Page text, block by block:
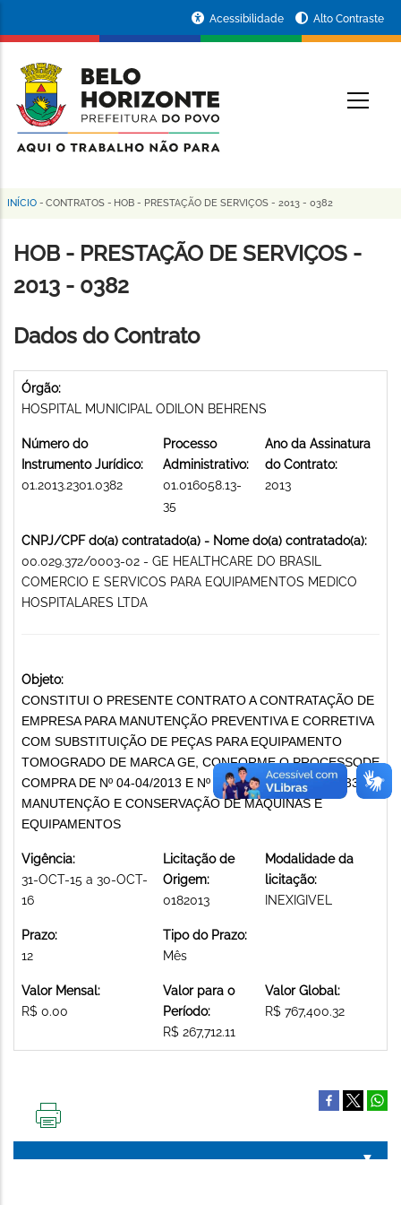
conteúdo
principal
da
Prefeitura
de
Horizonte
Acessibilidade Alto Contraste
Trilha
de
navegação
INÍCIO - CONTRATOS - HOB - PRESTAÇÃO DE SERVIÇOS - 2013 - 0382
HOB - PRESTAÇÃO DE SERVIÇOS -
2013 - 0382
Dados do Contrato
Órgão:
HOSPITAL MUNICIPAL ODILON BEHRENS
Número do
Instrumento Jurídico:
01.2013.2301.0382
Processo
Administrativo:
01.016058.13-
35
Ano da Assinatura
do Contrato:
2013
CNPJ/CPF do(a) contratado(a) - Nome do(a) contratado(a):
00.029.372/0003-02 - GE HEALTHCARE DO BRASIL
COMERCIO E SERVICOS PARA EQUIPAMENTOS MEDICO
HOSPITALARES LTDA
Objeto:
CONSTITUI O PRESENTE CONTRATO A CONTRATAÇÃO DE
EMPRESA PARA MANUTENÇÃO PREVENTIVA E CORRETIVA
COM SUBSTITUIÇÃO DE PEÇAS PARA EQUIPAMENTO
TOMOGRADO DE MARCA GE, CONFORME O PROCESSODE
COMPRA DE Nº 04-04/2013 E Nº DE OPUS 010.160.581335.
MANUTENÇÃO E CONSERVAÇÃO DE MÁQUINAS E
EQUIPAMENTOS
Vigência:
31-OCT-15 a 30-OCT-
16
Licitação de
Origem:
0182013
Modalidade da
licitação:
INEXIGIVEL
Prazo:
12
Tipo do Prazo:
Mês
Valor Mensal:
R$ 0.00
Valor para o
Período:
R$ 267,712.11
Valor Global:
R$ 767,400.32
PÁGINA